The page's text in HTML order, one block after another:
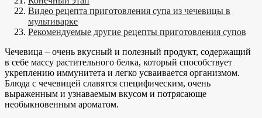
Видео рецепта приготовления супа из чечевицы в
мультиварке
Рекомендуемые другие рецепты приготовления супов
Чечевица – очень вкусный и полезный продукт, содержащий
в себе массу растительного белка, который способствует
укреплению иммунитета и легко усваивается организмом.
Блюда с чечевицей славятся специфическим, очень
выраженным и узнаваемым вкусом и потрясающе
необыкновенным ароматом.